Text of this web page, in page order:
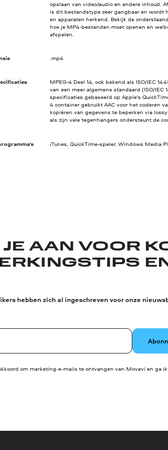
opslaan van video/audio en andere inhoud.
is dit bestandstype zeer gangbaar en wordt
en apparaten herkend. Bekijk de
hoe je MP4-bestanden moet openen en
afspelen.
.mp4
MPEG-4 Deel 14, ook bekend als ISO/IEC
van een meer algemene standaard (ISO/IEC
specificaties gebaseerd op Apple's
4 container gebruikt AAC voor het coderen
kopiëren van gegevens te beperken via
als zijn vele tegenhangers ondersteunt de
iTunes, QuickTime-speler, Windows Media
AAN VOOR
hebben zich al ingeschreven voor onze
om marketing-e-mails te ontvangen van Movavi en ga